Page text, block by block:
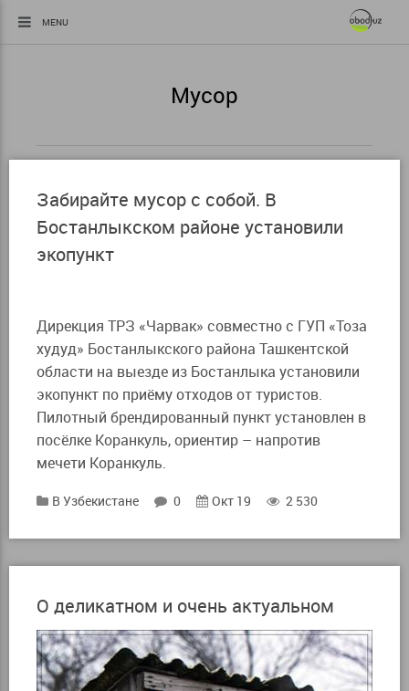
MENU
Мусор
Забирайте мусор с собой. В
Бостанлыкском районе установили
экопункт
Дирекция ТРЗ «Чарвак» совместно с ГУП «Тоза
худуд» Бостанлыкского района Ташкентской
области на выезде из Бостанлыка установили
экопункт по приёму отходов от туристов.
Пилотный брендированный пункт установлен в
посёлке Коранкуль, ориентир – напротив
мечети Коранкуль.
В Узбекистане 0 Окт 19 2 530
О деликатном и очень актуальном